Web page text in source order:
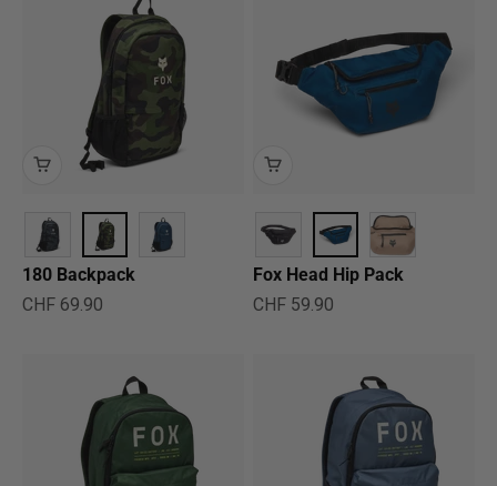
180 Backpack
Angebot
CHF 69.90
Fox Head Hip Pack
Angebot
CHF 59.90